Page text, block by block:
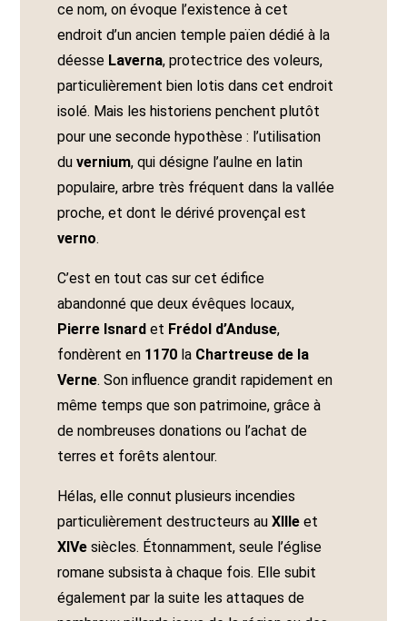
ce nom, on évoque l’existence à cet
endroit d’un ancien temple païen dédié à la
déesse Laverna, protectrice des voleurs,
particulièrement bien lotis dans cet endroit
isolé. Mais les historiens penchent plutôt
pour une seconde hypothèse : l’utilisation
du vernium, qui désigne l’aulne en latin
populaire, arbre très fréquent dans la vallée
proche, et dont le dérivé provençal est
verno.
C’est en tout cas sur cet édifice
abandonné que deux évêques locaux,
Pierre Isnard et Frédol d’Anduse,
fondèrent en 1170la Chartreuse de la
Verne. Son influence grandit rapidement en
même temps que son patrimoine, grâce à
de nombreuses donations ou l’achat de
terres et forêts alentour.
Hélas, elle connut plusieurs incendies
particulièrement destructeurs au XIIIeet
XIVesiècles. Étonnamment, seule l’église
romane subsista à chaque fois. Elle subit
également par la suite les attaques de